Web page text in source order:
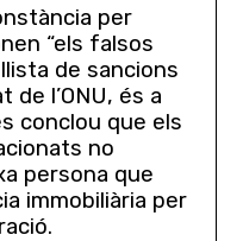
per
“els falsos
de sancions
de l’ONU, és a
conclou que els
no
persona que
immobiliària per